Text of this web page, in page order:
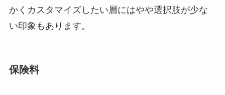
かくカスタマイズしたい層にはやや選択肢が少な
い印象もあります。
保険料